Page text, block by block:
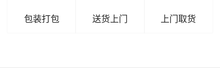
包装打包 送货上门 上门取货